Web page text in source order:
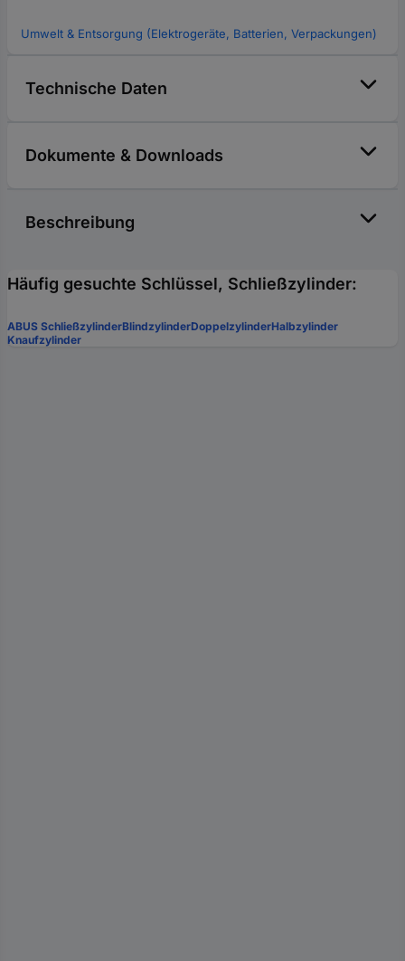
Umwelt & Entsorgung (Elektrogeräte, Batterien, Verpackungen)
Technische Daten
Dokumente & Downloads
Beschreibung
Häufig gesuchte Schlüssel, Schließzylinder:
ABUS SchließzylinderBlindzylinderDoppelzylinderHalbzylinder
Knaufzylinder